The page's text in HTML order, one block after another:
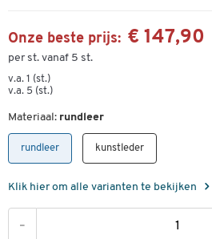
Onze beste prijs: € 147,90
per st. vanaf 5 st.
v.a. 1 (st.)
v.a. 5 (st.)
Materiaal: rundleer
rundleer kunstleder
Klik hier om alle varianten te bekijken
-